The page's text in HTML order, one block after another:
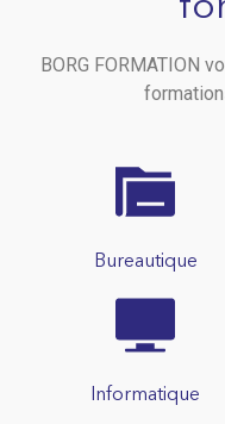
BORG FORMATION
Bureautique
Informatique